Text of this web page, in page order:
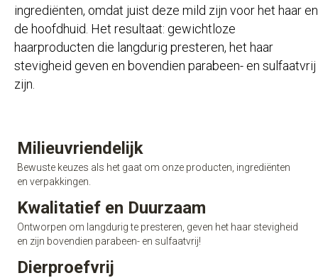
ingrediënten, omdat juist deze mild zijn voor het haar en
de hoofdhuid. Het resultaat: gewichtloze
haarproducten die langdurig presteren, het haar
stevigheid geven en bovendien parabeen- en sulfaatvrij
zijn.
Milieuvriendelijk
Bewuste keuzes als het gaat om onze producten, ingrediënten
en verpakkingen.
Kwalitatief en Duurzaam
Ontworpen om langdurig te presteren, geven het haar stevigheid
en zijn bovendien parabeen- en sulfaatvrij!
Dierproefvrij